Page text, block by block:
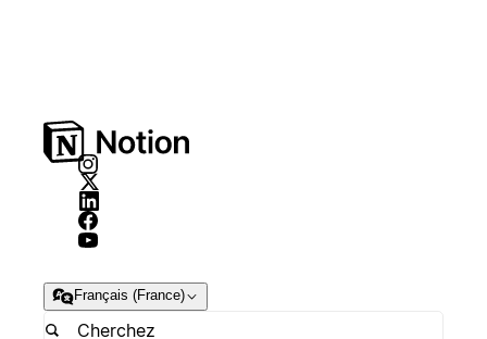
Français (France)